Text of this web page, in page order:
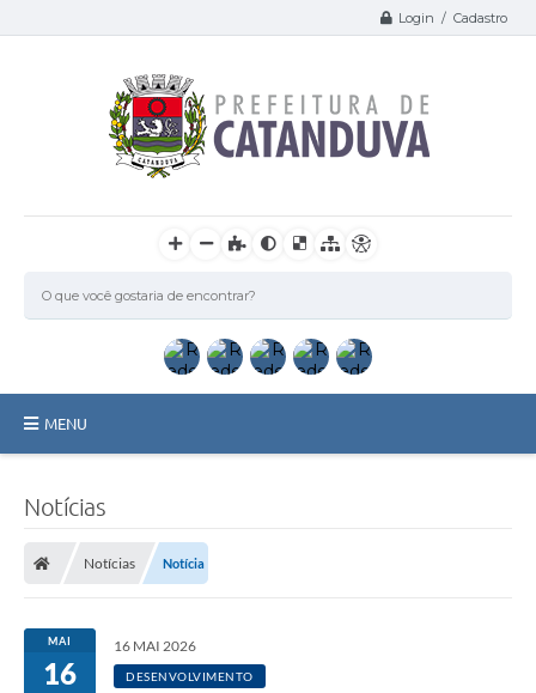
Login / Cadastro
MENU
Licitações / PCA
Transparência
Notícias
Notícias Notícia
MAI
16
16 MAI 2026
DESENVOLVIMENTO